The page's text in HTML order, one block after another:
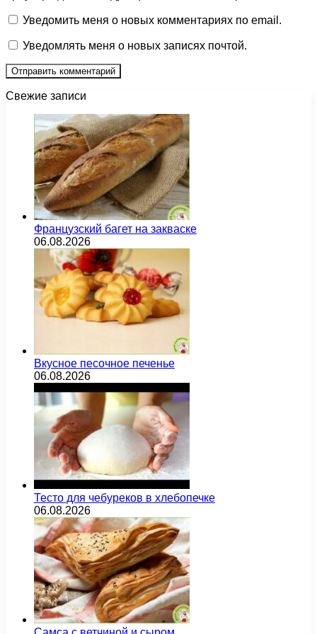
Уведомить меня о новых комментариях по email.
Уведомлять меня о новых записях почтой.
Свежие записи
Французский багет на закваске
06.08.2026
Вкусное песочное печенье
06.08.2026
Тесто для чебуреков в хлебопечке
06.08.2026